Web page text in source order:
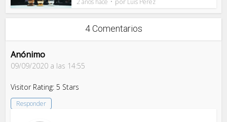
4 Comentarios
Anónimo
09/09/2020 a las 14:55
Visitor Rating: 5 Stars
Responder